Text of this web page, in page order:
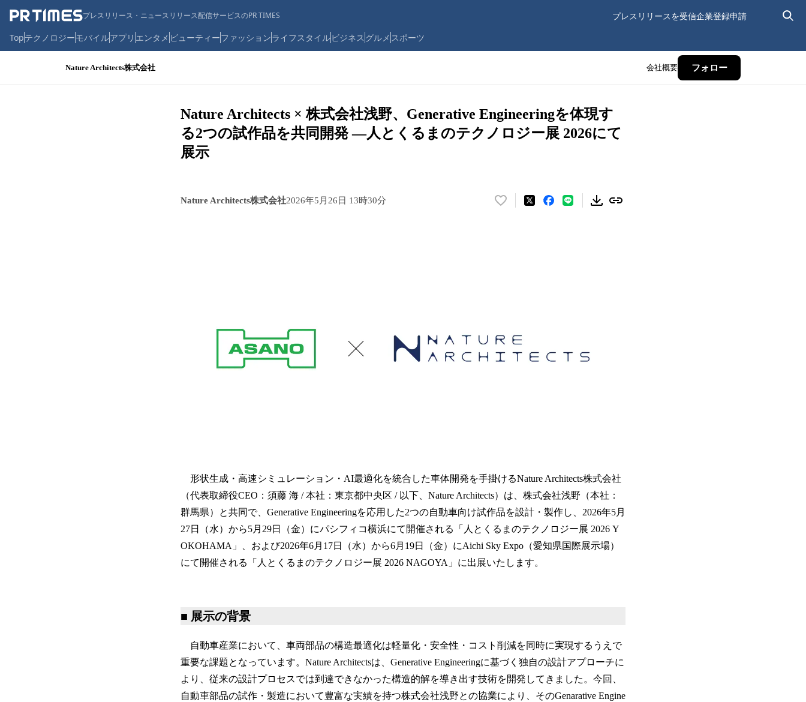
プレスリリース・ニュースリリース配信サービスのPR TIMES プレスリリースを受信企業登録申請
Topテクノロジーモバイルアプリ エンタメ ビューティーファッションライフスタイルビジネス グルメ スポーツ
Nature Architects株式会社 会社概要 フォロー
Nature Architects × 株式会社浅野、Generative Engineeringを体現す
る2つの試作品を共同開発 ―人とくるまのテクノロジー展 2026にて
展示
Nature Architects株式会社2026年5月26日 13時30分
い
で
す
形状生成・高速シミュレーション・AI最適化を統合した車体開発を手掛けるNature Architects株式会社
（代表取締役CEO：須藤 海 / 本社：東京都中央区 / 以下、Nature Architects）は、株式会社浅野（本社：
群馬県）と共同で、Generative Engineeringを応用した2つの自動車向け試作品を設計・製作し、2026年5月
27日（水）から5月29日（金）にパシフィコ横浜にて開催される「人とくるまのテクノロジー展 2026 Y
OKOHAMA」、および2026年6月17日（水）から6月19日（金）にAichi Sky Expo（愛知県国際展示場）
にて開催される「人とくるまのテクノロジー展 2026 NAGOYA」に出展いたします。
■ 展示の背景
自動車産業において、車両部品の構造最適化は軽量化・安全性・コスト削減を同時に実現するうえで
重要な課題となっています。Nature Architectsは、Generative Engineeringに基づく独自の設計アプローチに
より、従来の設計プロセスでは到達できなかった構造的解を導き出す技術を開発してきました。今回、
自動車部品の試作・製造において豊富な実績を持つ株式会社浅野との協業により、そのGenarative Engine